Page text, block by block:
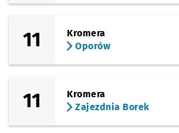
11
Kromera
Oporów
11
Kromera
Zajezdnia Borek